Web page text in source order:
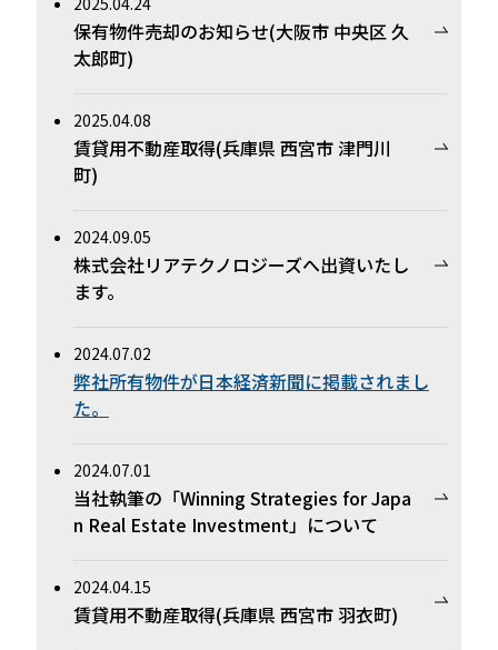
保有物件売却のお知らせ(大阪市 中央区 久
太郎町)
2025.04.08
賃貸用不動産取得(兵庫県 西宮市 津門川
町)
2024.09.05
株式会社リアテクノロジーズへ出資いたし
ます。
2024.07.02
弊社所有物件が日本経済新聞に掲載されまし
た。
2024.07.01
当社執筆の「Winning Strategies for Japa
n Real Estate Investment」について
2024.04.15
賃貸用不動産取得(兵庫県 西宮市 羽衣町)